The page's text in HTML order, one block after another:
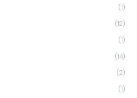
(1)
(12)
(1)
(14)
(2)
(1)